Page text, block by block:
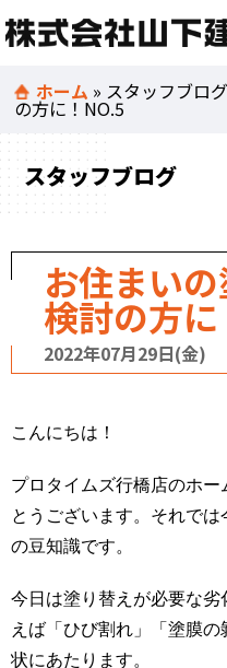
ホーム » スタッフブログ
の方に！NO.5
スタッフブログ
お住まい
検討の方
2022年07月29日(金)
こんにちは！
プロタイムズ行橋店のホ
とうございます。それで
の豆知識です。
今日は塗り替えが必要な劣
えば「ひび割れ」「塗膜
状にあたります。